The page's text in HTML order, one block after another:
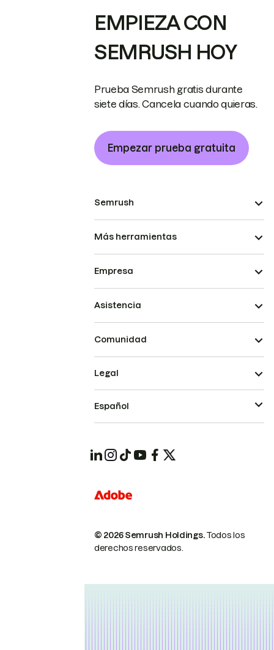
EMPIEZA CON
SEMRUSH HOY
Prueba Semrush gratis durante
siete días. Cancela cuando quieras.
Empezar prueba gratuita
Semrush
Más herramientas
Empresa
Asistencia
Comunidad
© 2026 Semrush Holdings.Todos los
derechos reservados.
Legal
Español